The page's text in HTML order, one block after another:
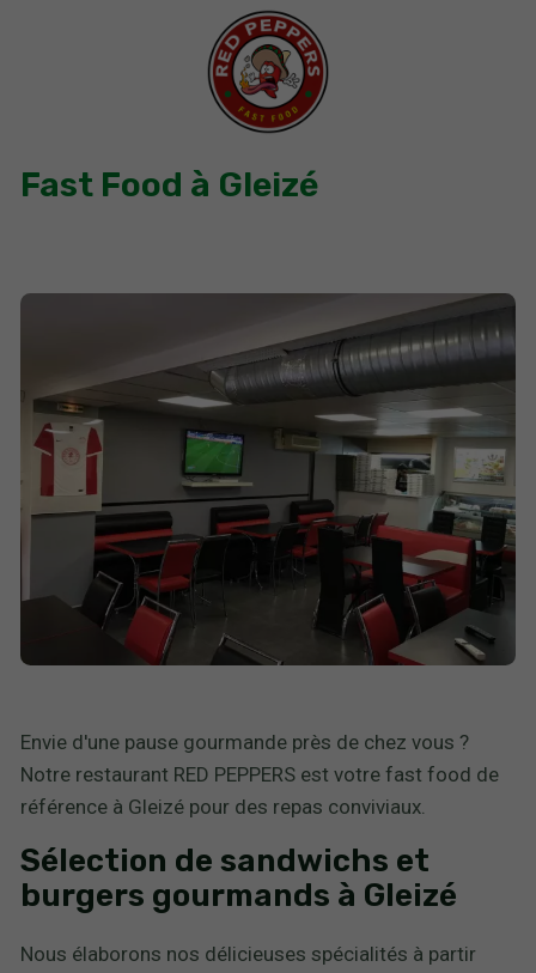
Fast Food à Gleizé
Envie d'une pause gourmande près de chez vous ?
Notre restaurant RED PEPPERS est votre fast food de
référence à Gleizé pour des repas conviviaux.
Sélection de sandwichs et
burgers gourmands à Gleizé
Nous élaborons nos délicieuses spécialités à partir